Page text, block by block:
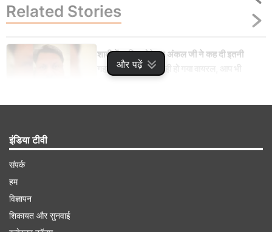
और पढ़ें
Related Stories
शादी में शामिल होने गए अंकल जी ने कह दी इतनी
गहरी बात कि Video ही हो गया वायरल, आप भी
इंडिया टीवी
संपर्क
हम
विज्ञापन
शिकायत और सुनवाई